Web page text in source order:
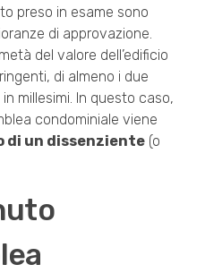
preso in esame sono
di approvazione.
del valore dell’edificio
di almeno i due
millesimi. In questo caso,
condominiale viene
di un dissenziente (o